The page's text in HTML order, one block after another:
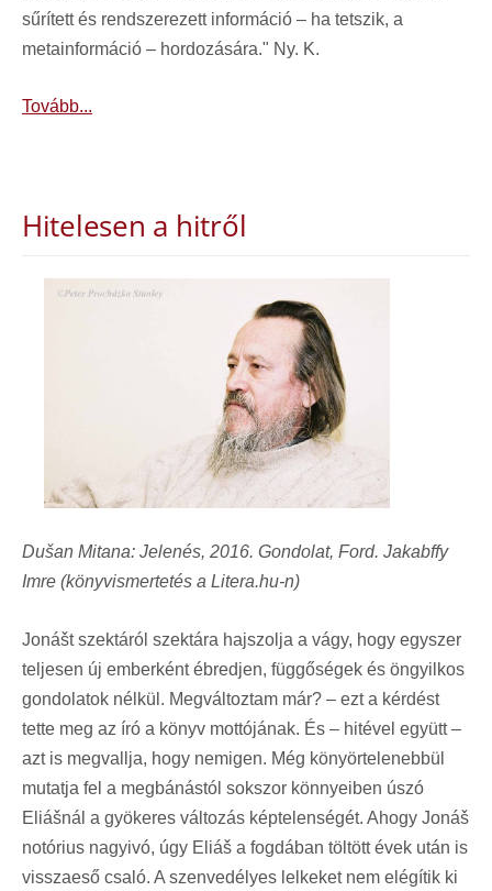
sűrített és rendszerezett információ – ha tetszik, a
metainformáció – hordozására." Ny. K.
Tovább...
Hitelesen a hitről
Dušan Mitana: Jelenés, 2016. Gondolat, Ford. Jakabffy
Imre (könyvismertetés a Litera.hu-n)
Jonášt szektáról szektára hajszolja a vágy, hogy egyszer
teljesen új emberként ébredjen, függőségek és öngyilkos
gondolatok nélkül. Megváltoztam már? – ezt a kérdést
tette meg az író a könyv mottójának. És – hitével együtt –
azt is megvallja, hogy nemigen. Még könyörtelenebbül
mutatja fel a megbánástól sokszor könnyeiben úszó
Eliášnál a gyökeres változás képtelenségét. Ahogy Jonáš
notórius nagyivó, úgy Eliáš a fogdában töltött évek után is
visszaeső csaló. A szenvedélyes lelkeket nem elégítik ki